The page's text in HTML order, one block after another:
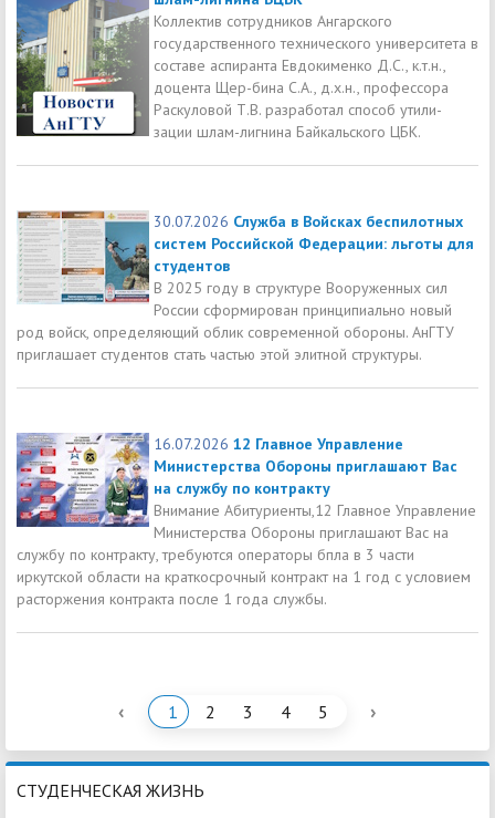
Коллектив сотрудников Ангарского
государственного технического университета в
составе аспиранта Евдокименко Д.С., к.т.н.,
доцента Щер-бина С.А., д.х.н., профессора
Раскуловой Т.В. разработал способ утили-
зации шлам-лигнина Байкальского ЦБК.
30.07.2026 Служба в Войсках беспилотных
систем Российской Федерации: льготы для
студентов
В 2025 году в структуре Вооруженных сил
России сформирован принципиально новый
род войск, определяющий облик современной обороны. АнГТУ
приглашает студентов стать частью этой элитной структуры.
16.07.2026 12 Главное Управление
Министерства Обороны приглашают Вас
на службу по контракту
Внимание Абитуриенты,12 Главное Управление
Министерства Обороны приглашают Вас на
службу по контракту, требуются операторы бпла в 3 части
иркутской области на краткосрочный контракт на 1 год с условием
расторжения контракта после 1 года службы.
‹ 1 2 3 4 5 ›
СТУДЕНЧЕСКАЯ ЖИЗНЬ